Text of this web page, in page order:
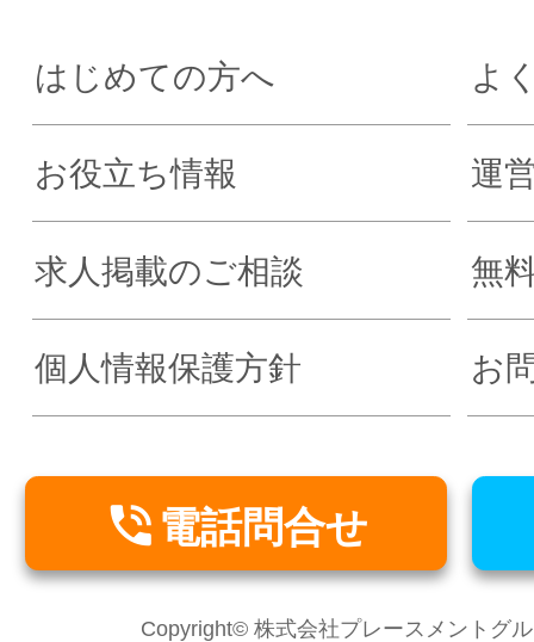
はじめての方へ よ
お役立ち情報 運
求人掲載のご相談 無
個人情報保護方針 お
 電話問合せ
Copyright© 株式会社プレースメントグ